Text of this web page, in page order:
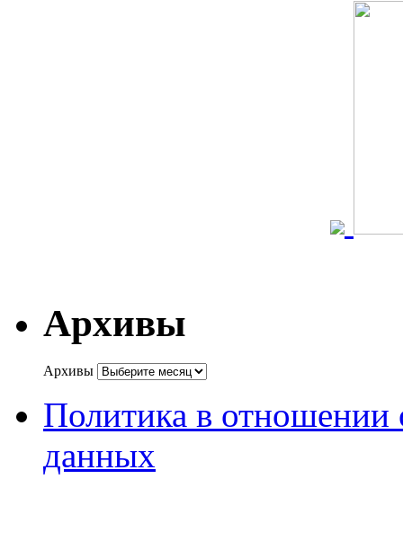
Архивы
Архивы
Политика в отношении
данных